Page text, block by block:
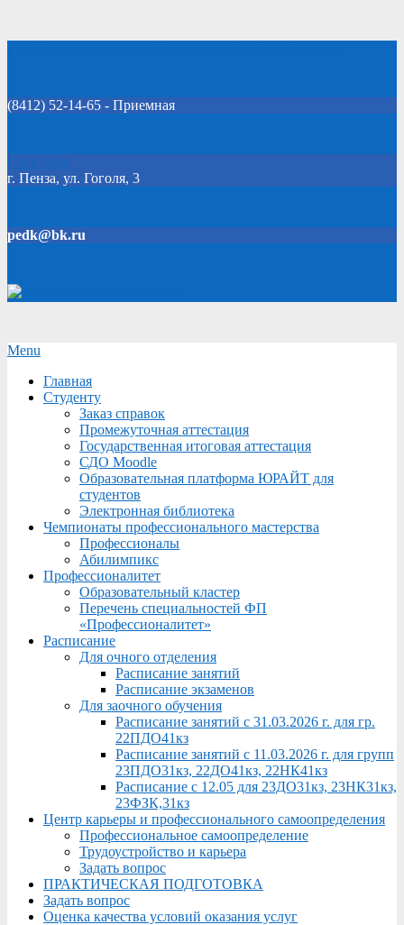
(8412) 52-14-65 - Приемная
Click Here
г. Пенза, ул. Гоголя, 3
pedk@bk.ru
Secondary
Menu
Menu
Главная
Студенту
Заказ справок
Промежуточная аттестация
Государственная итоговая аттестация
СДО Moodle
Образовательная платформа ЮРАЙТ для
студентов
Электронная библиотека
Чемпионаты профессионального мастерства
Профессионалы
Абилимпикс
Профессионалитет
Образовательный кластер
Перечень специальностей ФП
«Профессионалитет»
Расписание
Для очного отделения
Расписание занятий
Расписание экзаменов
Для заочного обучения
Расписание занятий с 31.03.2026 г. для гр.
22ПДО41кз
Расписание занятий с 11.03.2026 г. для групп
23ПДО31кз, 22ДО41кз, 22НК41кз
Расписание с 12.05 для 23ДО31кз, 23НК31кз,
23ФЗК,31кз
Центр карьеры и профессионального самоопределения
Профессиональное самоопределение
Трудоустройство и карьера
Задать вопрос
ПРАКТИЧЕСКАЯ ПОДГОТОВКА
Задать вопрос
Оценка качества условий оказания услуг